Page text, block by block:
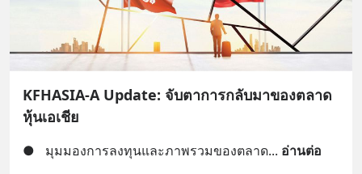
KFHASIA-A Update: จับตาการกลับมาของตลาด
หุ้นเอเชีย
● มุมมองการลงทุนและภาพรวมของตลาด... อ่านต่อ